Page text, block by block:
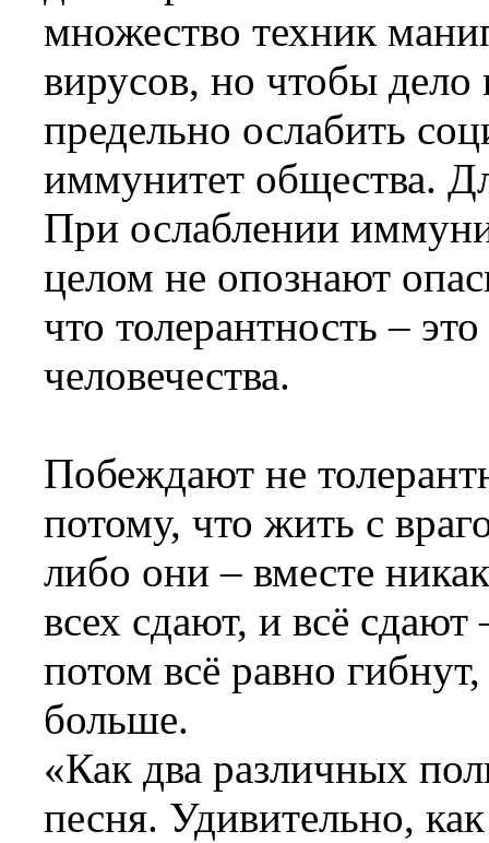
множество техник
вирусов, но чтобы
предельно ослабить
иммунитет общества.
При ослаблении
целом не опознают
что толерантность –
человечества.
Побеждают не
потому, что жить с
либо они – вместе
всех сдают, и всё
потом всё равно
больше.
«Как два различных
песня. Удивительно,